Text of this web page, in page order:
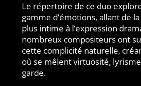
Le répertoire de ce duo
gamme d’émotions, allant de
plus intime à l’expression
nombreux compositeurs ont
cette complicité naturelle,
où se mêlent virtuosité,
garde.